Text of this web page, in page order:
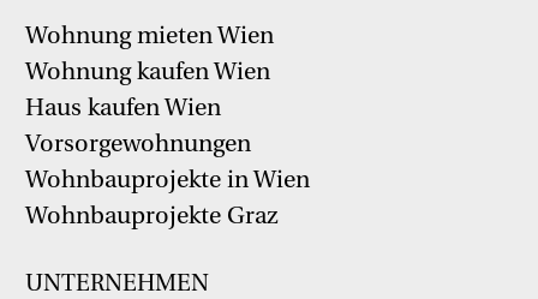
Wohnung mieten Wien
Wohnung kaufen Wien
Haus kaufen Wien
Vorsorgewohnungen
Wohnbauprojekte in Wien
Wohnbauprojekte Graz
UNTERNEHMEN